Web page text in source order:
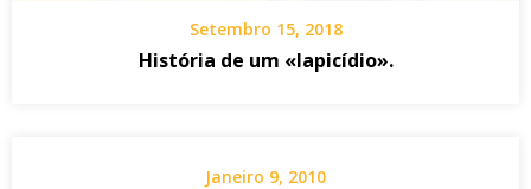
Setembro 15, 2018
História de um «lapicídio».
Janeiro 9, 2010